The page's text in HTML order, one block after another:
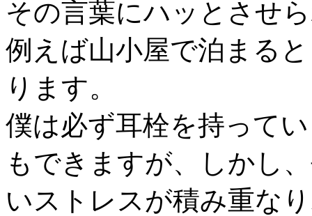
その言葉にハッとさせ
例えば山小屋で泊まる
ります。
僕は必ず耳栓を持って
もできますが、しかし
いストレスが積み重な